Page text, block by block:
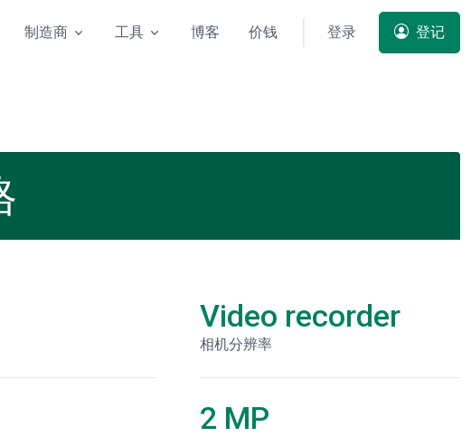
制造商 工具 博客 价钱 登录 登记
Video recorder
相机分辨率
2 MP